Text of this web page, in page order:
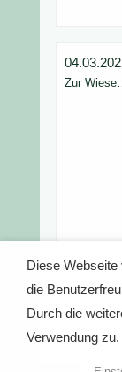
Zur Wiese…
Diese
die
Durch die
Verwendung zu.